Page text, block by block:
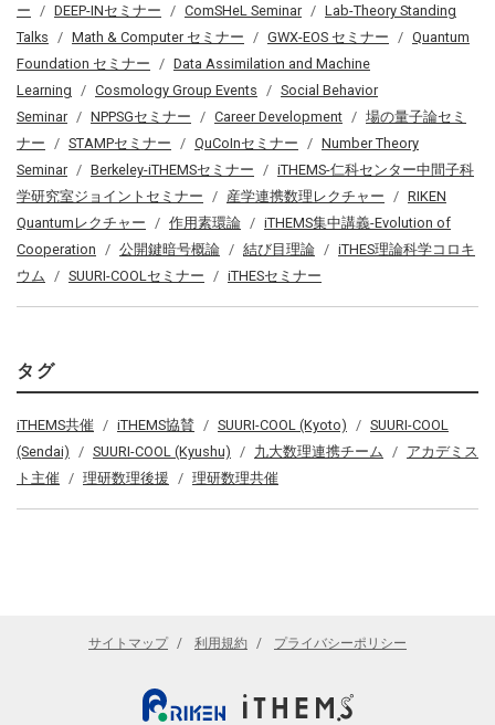
ー
DEEP-INセミナー ComSHeL Seminar
Lab-Theory Standing
Talks
Math & Computer セミナー GWX-EOS セミナー
Quantum
Foundation セミナー
Data Assimilation and Machine
Learning
Cosmology Group Events
Social Behavior
Seminar
NPPSGセミナー Career Development
場の量子論セミ
ナー
STAMPセミナー QuCoInセミナー
Number Theory
Seminar
Berkeley-iTHEMSセミナー
iTHEMS-仁科センター中間子科
学研究室ジョイントセミナー
産学連携数理レクチャー
RIKEN
Quantumレクチャー
作用素環論
iTHEMS集中講義-Evolution of
Cooperation
公開鍵暗号概論 結び目理論
iTHES理論科学コロキ
ウム
SUURI-COOLセミナー iTHESセミナー
タグ
iTHEMS共催 iTHEMS協賛 SUURI-COOL (Kyoto)
SUURI-COOL
(Sendai)
SUURI-COOL (Kyushu) 九大数理連携チーム
アカデミス
ト主催
理研数理後援 理研数理共催
サイトマップ 利用規約 プライバシーポリシー